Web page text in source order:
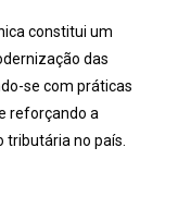
constitui um
das
se com práticas
reforçando a
no país.